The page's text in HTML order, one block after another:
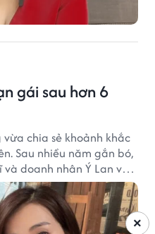
gái sau hơn 6
vừa chia sẻ khoảnh khắc
Sau nhiều năm gắn bó,
doanh nhân Ý Lan vẫn
chúng.
×